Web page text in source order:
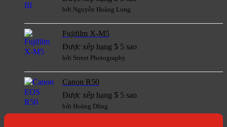
bởi Nguyễn Hoàng Long
Fujifilm X-M5
Được xếp hạng 5 5 sao
bởi Street Photography
Canon R50
Được xếp hạng 5 5 sao
bởi Hoàng Dũng